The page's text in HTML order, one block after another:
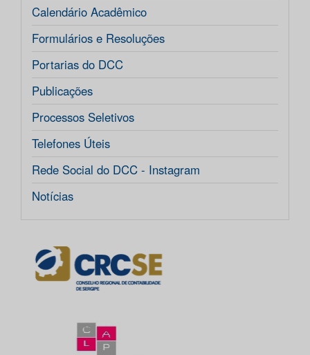
Calendário Acadêmico
Formulários e Resoluções
Portarias do DCC
Publicações
Processos Seletivos
Telefones Úteis
Rede Social do DCC - Instagram
Notícias